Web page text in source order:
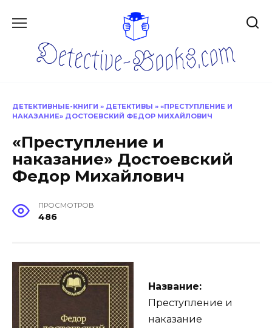
ДЕТЕКТИВНЫЕ-КНИГИ » ДЕТЕКТИВЫ » «ПРЕСТУПЛЕНИЕ И
НАКАЗАНИЕ» ДОСТОЕВСКИЙ ФЕДОР МИХАЙЛОВИЧ
«Преступление и
наказание» Достоевский
Федор Михайлович
ПРОСМОТРОВ
486
Название:
Преступление и
наказание